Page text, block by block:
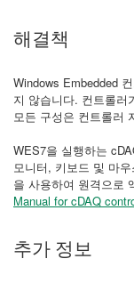
해결책
Windows Embedded
지 않습니다. 컨트롤러
모든 구성은 컨트롤러
WES7을 실행하는
모니터, 키보드 및 마
을 사용하여 원격으로
Manual for cDAQ
추가 정보